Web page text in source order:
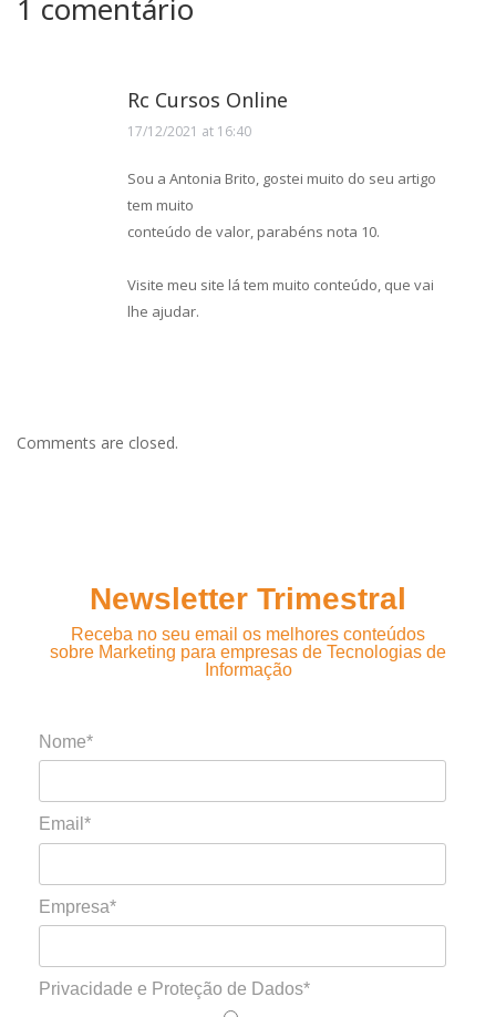
1 comentário
Rc Cursos Online
says:
17/12/2021 at 16:40
Sou a Antonia Brito, gostei muito do seu artigo
tem muito
conteúdo de valor, parabéns nota 10.
Visite meu site lá tem muito conteúdo, que vai
lhe ajudar.
Comments are closed.
Newsletter Trimestral
Receba no seu email os melhores conteúdos
sobre Marketing para empresas de Tecnologias de
Informação
Nome*
Email*
Empresa*
Privacidade e Proteção de Dados*